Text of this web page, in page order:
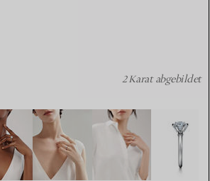
Verlobungsring in Platin
2 Karat abgebildet